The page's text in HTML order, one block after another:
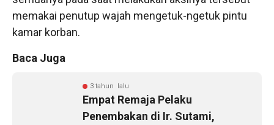
memakai penutup wajah mengetuk-ngetuk pintu
kamar korban.
Baca Juga
3 tahun lalu
Empat Remaja Pelaku
Penembakan di Ir. Sutami,